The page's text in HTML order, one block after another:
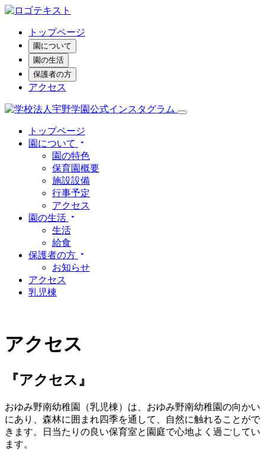
トップページ
園について
園の生活
保護者の方
アクセス
トップページ
園について
園の特色
保育園概要
施設設備
行事予定
アクセス
園の生活
生活
給食
保護者の方
お知らせ
アクセス
乳児棟
アクセス
『アクセス』
おゆみ野南幼稚園（乳児棟）は、おゆみ野南幼稚園の向かい
にあり、森林に囲まれ四季を通して、自然に触れることがで
きます。日当たりの良い保育室と園庭で心地よく過ごしてい
ます。